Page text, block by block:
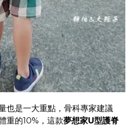
也是一大重點，骨科專家建議
重的10%，這款夢想家U型護脊